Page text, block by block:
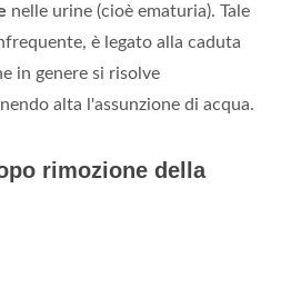
nelle urine (cioè ematuria). Tale
è legato alla caduta
in genere si risolve
alta l'assunzione di acqua.
rimozione della